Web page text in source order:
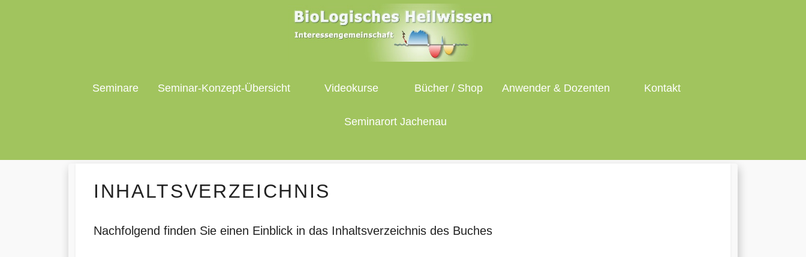
Seminare Seminar-Konzept-Übersicht Videokurse Bücher / Shop Anwender & Dozenten Kontakt
Seminarort Jachenau
INHALTSVERZEICHNIS
Nachfolgend finden Sie einen Einblick in das Inhaltsverzeichnis des Buches